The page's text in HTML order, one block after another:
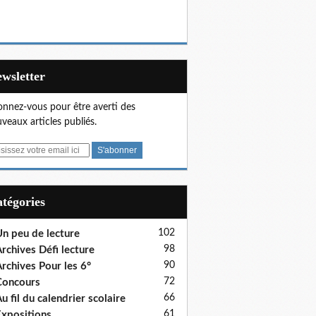
vous pour être averti des
articles publiés.
peu de lecture 102
Défi lecture 98
Pour les 6° 90
72
fil du calendrier scolaire 66
61